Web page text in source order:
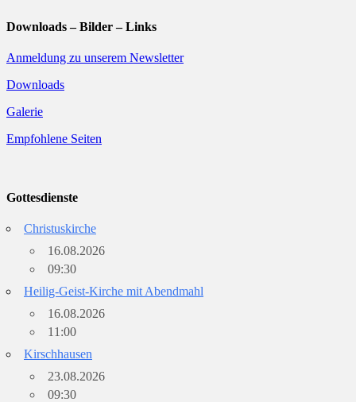
Downloads – Bilder – Links
Anmeldung zu unserem Newsletter
Downloads
Galerie
Empfohlene Seiten
Gottesdienste
Christuskirche
16.08.2026
09:30
Heilig-Geist-Kirche mit Abendmahl
16.08.2026
11:00
Kirschhausen
23.08.2026
09:30